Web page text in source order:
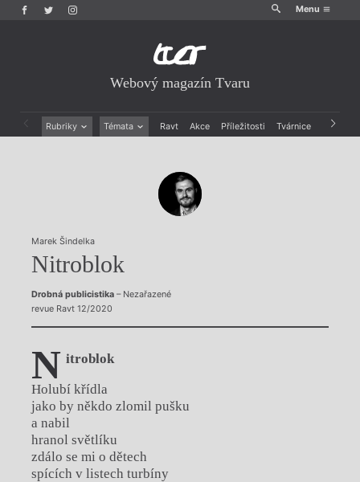
Menu
Webový magazín Tvaru
Rubriky Témata Ravt Akce Příležitosti Tvárnice Archiv
Rozhovory
Dokument
Marek Šindelka
Nitroblok
Drobná publicistika– Nezařazené
revue Ravt 12/2020
N itroblok
Holubí křídla
jako by někdo zlomil pušku
a nabil
hranol světlíku
zdálo se mi o dětech
spících v listech turbíny